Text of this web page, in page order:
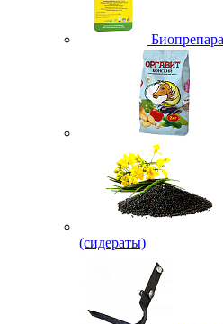
(сидераты)